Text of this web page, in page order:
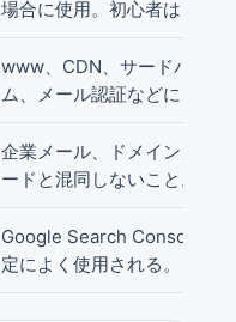
場合に使用。初心者はまず
www、CDN、サードパーテ
ム、メール認証などによく
企業メール、ドメインメー
ードと混同しないこと。
Google Search Console、
定によく使用される。